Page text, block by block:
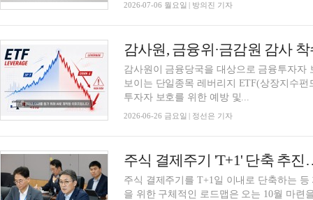
2026-07-06 월요일 | 방의진 기자
감사원이 금융당국을 대상으로 금융투자
보이는 단일종목 레버리지 ETF(상장지수
투자자 보호를 위한 예방 및...
2026-06-26 금요일 | 정선은 기자
주식 결제주기 'T+1' 단축 추
주식 결제주기를 T+1일 이내로 단축하는
을 위한 구체적인 로드맵은 오는 10월 마련